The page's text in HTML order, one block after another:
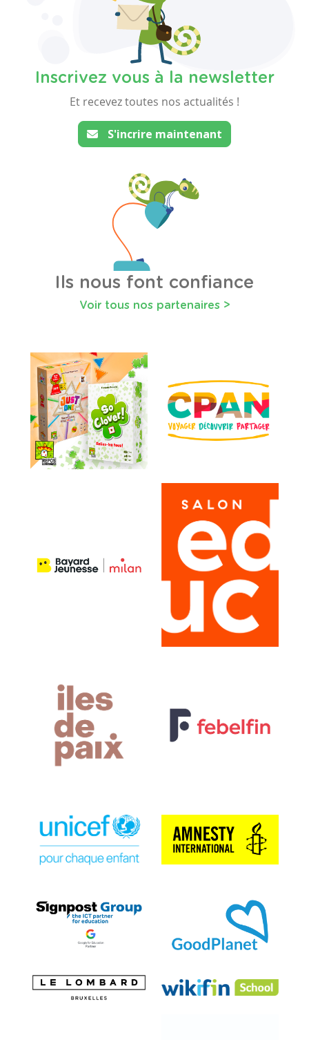
Inscrivez vous à la newsletter
Et recevez toutes nos actualités !
S'incrire maintenant
Ils nous font confiance
Voir tous nos partenaires >